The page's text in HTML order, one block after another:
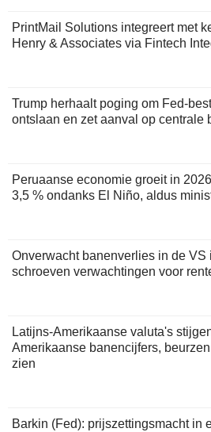
PrintMail Solutions integreert met
Henry & Associates via Fintech
Trump herhaalt poging om Fed-
ontslaan en zet aanval op centrale
Peruaanse economie groeit in
3,5 % ondanks El Niño, aldus
Onverwacht banenverlies in de VS
schroeven verwachtingen voor
Latijns-Amerikaanse valuta's
Amerikaanse banencijfers,
zien
Barkin (Fed): prijszettingsmacht in